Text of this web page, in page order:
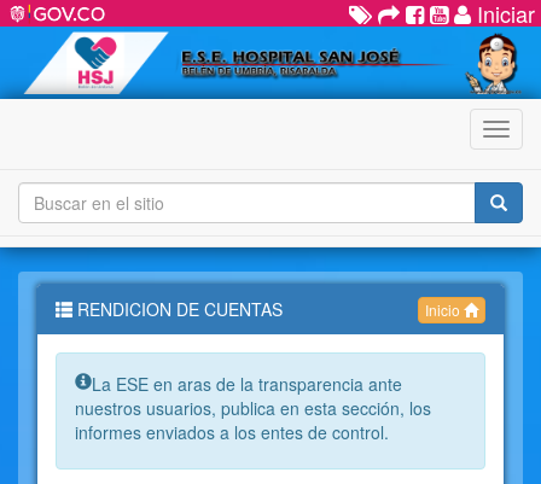
Iniciar
Menú
RENDICION DE CUENTAS Inicio
Info:
La ESE en aras de la transparencia ante
nuestros usuarios, publica en esta sección, los
informes enviados a los entes de control.